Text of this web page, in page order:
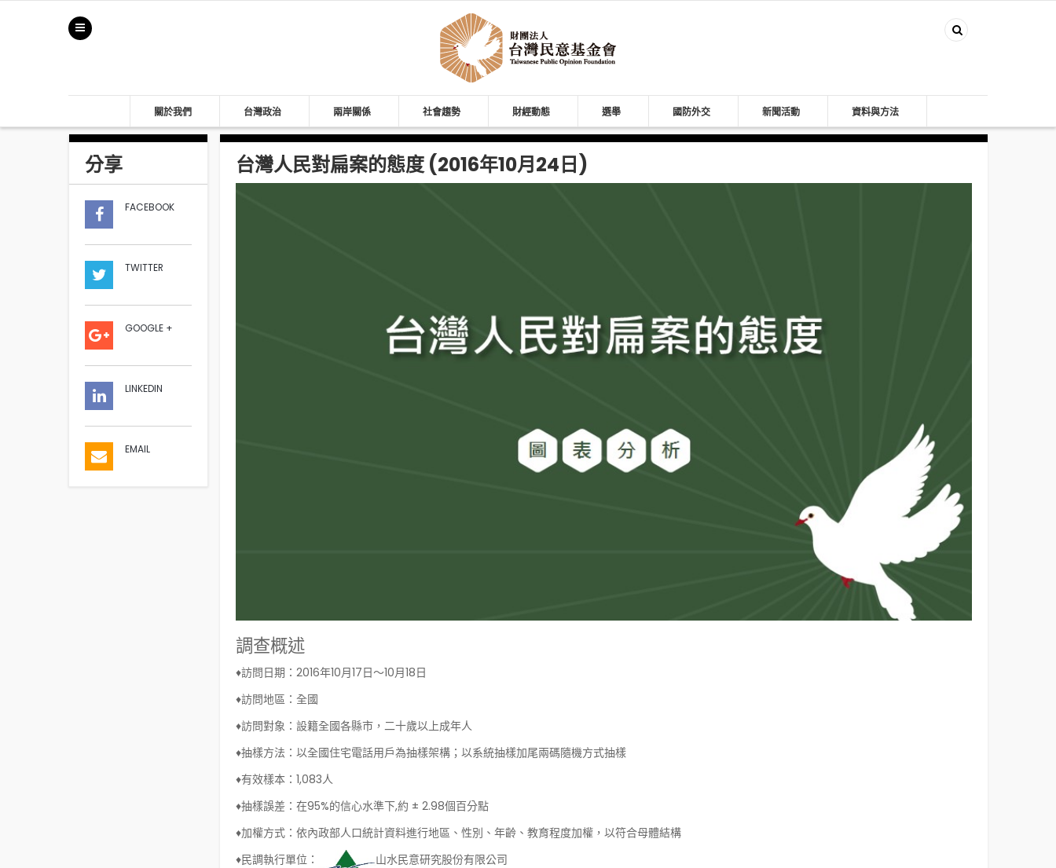
關於我們 台灣政治 兩岸關係 社會趨勢 財經動態 選舉 國防外交 新聞活動 資料與方法
分享
FACEBOOK
TWITTER
GOOGLE +
LINKEDIN
EMAIL
台灣人民對扁案的態度 (2016年10月24日)
調查概述
♦訪問日期：2016年10月17日～10月18日
♦訪問地區：全國
♦訪問對象：設籍全國各縣市，二十歲以上成年人
♦抽樣方法：以全國住宅電話用戶為抽樣架構；以系統抽樣加尾兩碼隨機方式抽樣
♦有效樣本：1,083人
♦抽樣誤差：在95%的信心水準下,約 ± 2.98個百分點
♦加權方式：依內政部人口統計資料進行地區、性別、年齡、教育程度加權，以符合母體結構
♦民調執行單位：
山水民意研究股份有限公司